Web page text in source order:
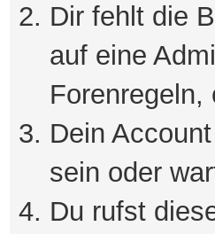
Dir fehlt die
auf eine
Dein
sein oder
Du rufst